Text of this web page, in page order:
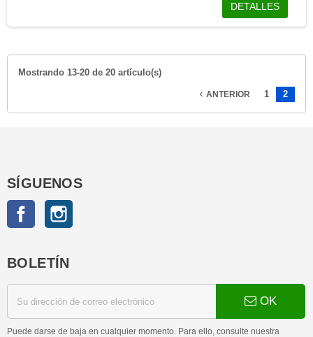
DETALLES
Mostrando 13-20 de 20 artículo(s)
 ANTERIOR 1 2
SÍGUENOS
Facebook
BOLETÍN
OK
Puede darse de baja en cualquier momento. Para ello, consulte nuestra